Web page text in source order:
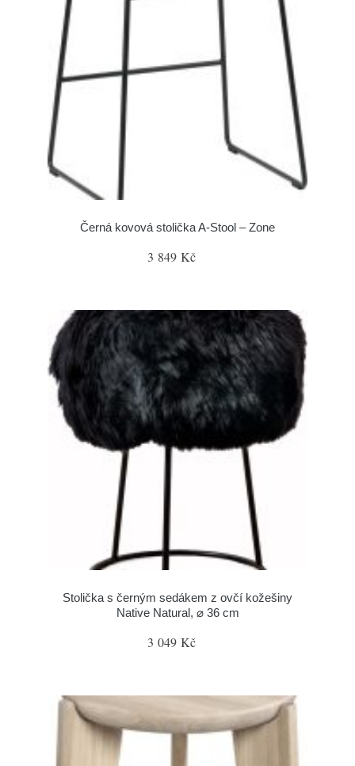
Černá kovová stolička A-Stool – Zone
3 849 Kč
Stolička s černým sedákem z ovčí kožešiny
Native Natural, ⌀ 36 cm
3 049 Kč